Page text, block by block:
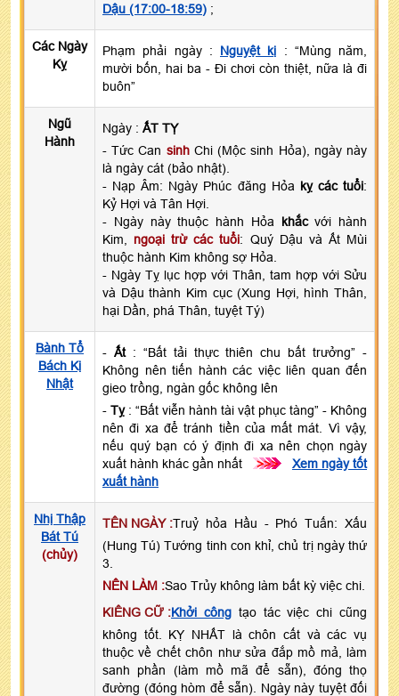
Dậu (17:00-18:59) ;
Các Ngày
Kỵ
Phạm phải ngày : Nguyệt kị : “Mùng năm,
mười bốn, hai ba - Đi chơi còn thiệt, nữa là đi
buôn”
Ngũ
Hành
Ngày : ẤT TỴ
- Tức Can sinhChi (Mộc sinh Hỏa), ngày này
là ngày cát (bảo nhật).
- Nạp Âm: Ngày Phúc đăng Hỏa kỵ các tuổi:
Kỷ Hợi và Tân Hợi.
- Ngày này thuộc hành Hỏa khắcvới hành
Kim, ngoại trừ các tuổi: Quý Dậu và Ất Mùi
thuộc hành Kim không sợ Hỏa.
- Ngày Tỵ lục hợp với Thân, tam hợp với Sửu
và Dậu thành Kim cục (Xung Hợi, hình Thân,
hại Dần, phá Thân, tuyệt Tý)
Bành Tổ
Bách Kị
Nhật
- Ất: “Bất tải thực thiên chu bất trưởng” -
Không nên tiến hành các việc liên quan đến
gieo trồng, ngàn gốc không lên
- Tỵ: “Bất viễn hành tài vật phục tàng” - Không
nên đi xa để tránh tiền của mất mát. Vì vậy,
nếu quý bạn có ý định đi xa nên chọn ngày
xuất hành khác gần nhất
>>>
Xem ngày tốt
xuất hành
Nhị Thập
Bát Tú
(chủy)
TÊN NGÀY :Truỷ hỏa Hầu - Phó Tuấn: Xấu
(Hung Tú) Tướng tinh con khỉ, chủ trị ngày thứ
3.
NÊN LÀM :Sao Trủy không làm bất kỳ việc chi.
KIÊNG CỮ :Khởi côngtạo tác việc chi cũng
không tốt. KỴ NHẤT là chôn cất và các vụ
thuộc về chết chôn như sửa đắp mồ mả, làm
sanh phần (làm mồ mã để sẵn), đóng thọ
đường (đóng hòm để sẵn). Ngày này tuyệt đối